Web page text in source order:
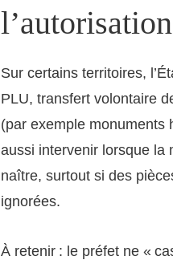
l’autorisation
Sur certains territoires,
PLU, transfert volontaire
(par exemple monuments
aussi intervenir lorsque la
naître, surtout si des
ignorées.
À retenir : le préfet ne «